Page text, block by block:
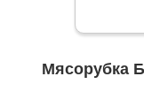
Мясорубка